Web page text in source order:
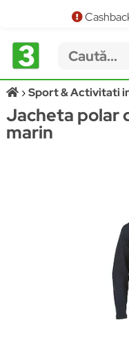
Sport & Activitati
Jacheta polar
marin